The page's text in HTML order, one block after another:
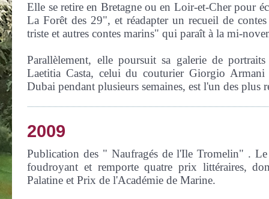
Elle se retire en Bretagne ou en Loir-et-Cher pour
La Forêt des 29", et réadapter un recueil de
triste et autres contes marins" qui paraît à la mi-
Parallèlement, elle poursuit sa galerie de
Laetitia Casta, celui du couturier Giorgio
Dubai pendant plusieurs semaines, est l'un des plus
2009
Publication des " Naufragés de l'Ile Tromelin" .
foudroyant et remporte quatre prix littéraires,
Palatine et Prix de l'Académie de Marine.